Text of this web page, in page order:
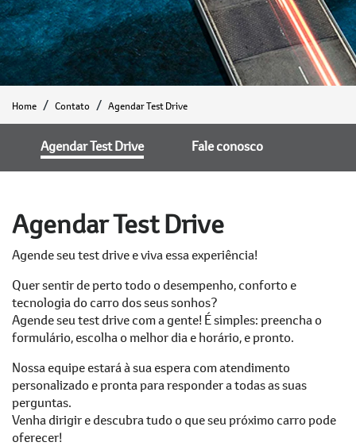
Home Contato Agendar Test Drive
Fale conosco
Agendar Test Drive
Agendar Test Drive
Agende seu test drive e viva essa experiência!
Quer sentir de perto todo o desempenho, conforto e
tecnologia do carro dos seus sonhos?
Agende seu test drive com a gente! É simples: preencha o
formulário, escolha o melhor dia e horário, e pronto.
Nossa equipe estará à sua espera com atendimento
personalizado e pronta para responder a todas as suas
perguntas.
Venha dirigir e descubra tudo o que seu próximo carro pode
oferecer!